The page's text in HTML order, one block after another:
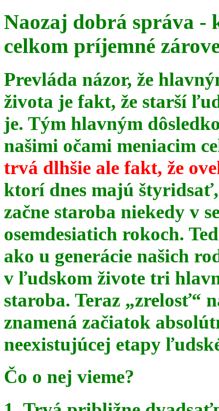
Naozaj dobrá správa -
celkom príjemné
Prevláda názor, že
života je fakt, že starší
je. Tým hlavným
našimi očami meniacim
trvá dlhšie ale fakt, že
ktorí dnes majú
začne staroba niekedy v
osemdesiatich rokoch.
ako u generácie našich
v ľudskom živote tri
staroba. Teraz „zrelosť“
znamená začiatok
neexistujúcej etapy
Čo o nej vieme?